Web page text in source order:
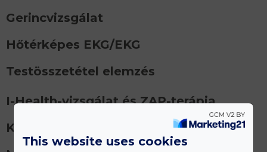
Gerincvizsgálat
Hőtérképes EKG/EKG
Testösszetétel elemzés
I-Health-vizsgálat és ZAP-terápia
Klasszikus belgyógyászat
This website uses cookies